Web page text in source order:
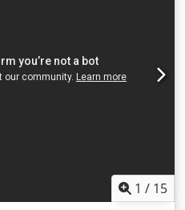
1 / 15